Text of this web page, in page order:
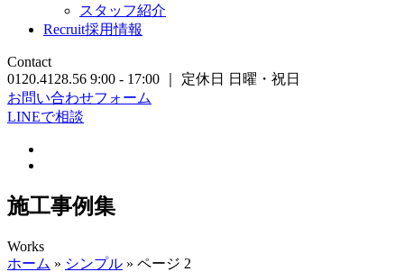
スタッフ紹介
Recruit採用情報
Contact
0120.4128.56 9:00 - 17:00 ｜ 定休日 日曜・祝日
お問い合わせフォーム
LINEで相談
施工事例集
Works
ホーム » シンプル » ページ 2